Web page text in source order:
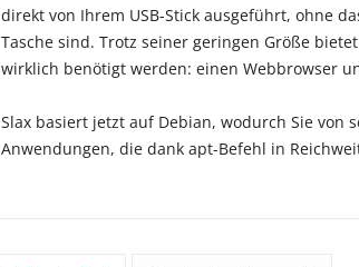
direkt von Ihrem USB-Stick ausgeführt, ohne
Tasche sind. Trotz seiner geringen Größe
wirklich benötigt werden: einen Webbrowser
Slax basiert jetzt auf Debian, wodurch Sie von
Anwendungen, die dank apt-Befehl in